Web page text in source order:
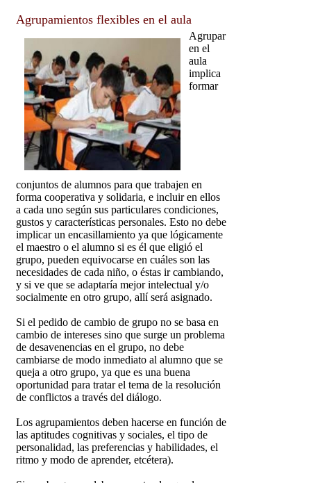
Agrupamientos flexibles en el aula
Agrupar
en el
aula
implica
formar
conjuntos de alumnos para que trabajen en
forma cooperativa y solidaria, e incluir en ellos
a cada uno según sus particulares condiciones,
gustos y características personales. Esto no debe
implicar un encasillamiento ya que lógicamente
el maestro o el alumno si es él que eligió el
grupo, pueden equivocarse en cuáles son las
necesidades de cada niño, o éstas ir cambiando,
y si ve que se adaptaría mejor intelectual y/o
socialmente en otro grupo, allí será asignado.
Si el pedido de cambio de grupo no se basa en
cambio de intereses sino que surge un problema
de desavenencias en el grupo, no debe
cambiarse de modo inmediato al alumno que se
queja a otro grupo, ya que es una buena
oportunidad para tratar el tema de la resolución
de conflictos a través del diálogo.
Los agrupamientos deben hacerse en función de
las aptitudes cognitivas y sociales, el tipo de
personalidad, las preferencias y habilidades, el
ritmo y modo de aprender, etcétera).